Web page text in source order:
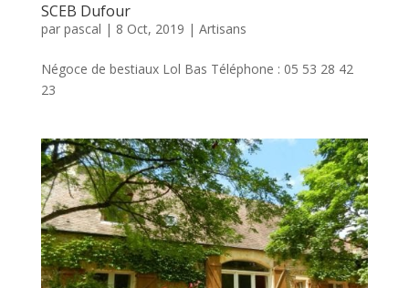
SCEB Dufour
par pascal | 8 Oct, 2019 | Artisans
Négoce de bestiaux Lol Bas Téléphone : 05 53 28 42
23